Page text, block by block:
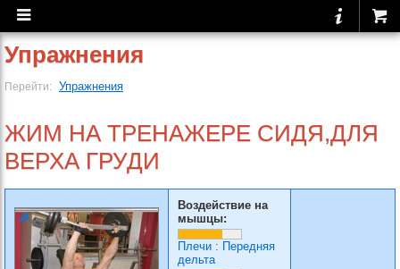
Упражнения
Перейти: Упражнения
ЖИМ НА ТРЕНАЖЕРЕ СИДЯ,ДЛЯ
ВЕРХА ГРУДИ
Воздействие на
мышцы:
Плечи : Передняя
дельта